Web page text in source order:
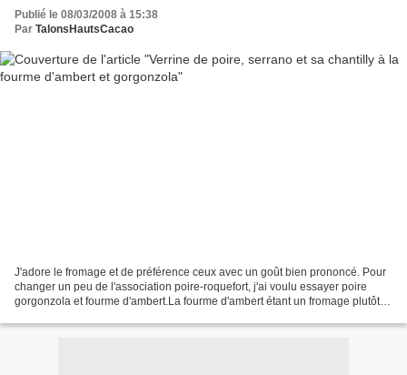
Publié le 08/03/2008 à 15:38
Par TalonsHautsCacao
J'adore le fromage et de préférence ceux avec un goût bien prononcé. Pour
changer un peu de l'association poire-roquefort, j'ai voulu essayer poire
gorgonzola et fourme d'ambert.La fourme d'ambert étant un fromage plutôt